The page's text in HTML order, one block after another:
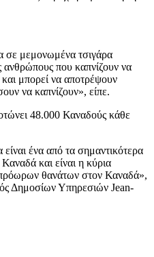
σε μεμονωμένα τσιγάρα
που καπνίζουν να
μπορεί να αποτρέψουν
να καπνίζουν», είπε.
48.000 Καναδούς κάθε
ένα από τα σημαντικότερα
και είναι η κύρια
πρόωρων θανάτων στον Καναδά»,
Δημοσίων Υπηρεσιών Jean-